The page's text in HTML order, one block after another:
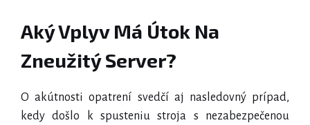
Aký Vplyv Má Útok Na
Zneužitý Server?
O akútnosti opatrení svedčí aj nasledovný prípad,
kedy došlo k spusteniu stroja s nezabezpečenou